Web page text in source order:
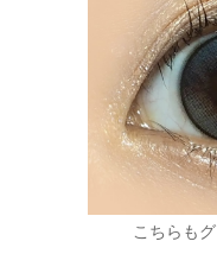
こちらも